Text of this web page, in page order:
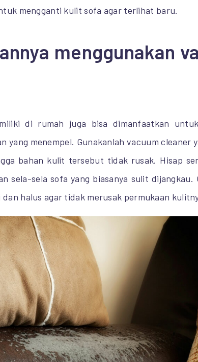
mengganti kulit sofa agar terlihat baru.
menggunakan
di rumah juga bisa dimanfaatkan
yang menempel. Gunakanlah vacuum cleaner
bahan kulit tersebut tidak rusak. Hisap
sela-sela sofa yang biasanya sulit dijangkau.
halus agar tidak merusak permukaan